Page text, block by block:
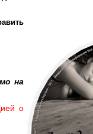
на
о